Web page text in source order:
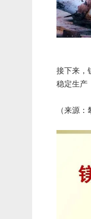
接下来，
稳定生产
（来源